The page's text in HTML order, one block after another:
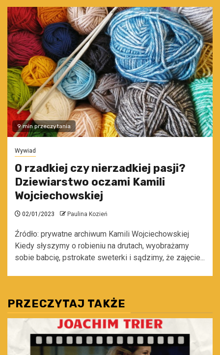
9 min przeczytania
Wywiad
O rzadkiej czy nierzadkiej pasji?
Dziewiarstwo oczami Kamili
Wojciechowskiej
02/01/2023 Paulina Kozień
Źródło: prywatne archiwum Kamili Wojciechowskiej
Kiedy słyszymy o robieniu na drutach, wyobrażamy
sobie babcię, pstrokate sweterki i sądzimy, że zajęcie...
PRZECZYTAJ TAKŻE